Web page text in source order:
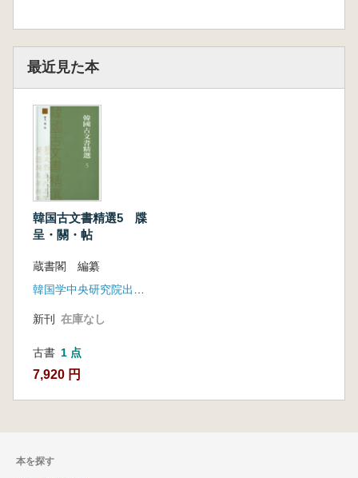
最近見た本
韓国古文書精選5 牒
呈・關・帖
蔵書閣 編纂
新刊 在庫なし
古書 1 点
7,920 円
本を探す